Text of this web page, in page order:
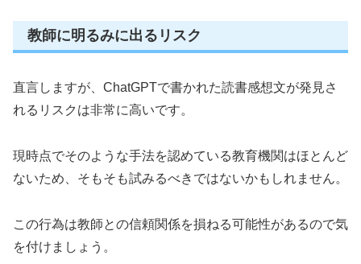
教師に明るみに出るリスク
直言しますが、ChatGPTで書かれた読書感想文が発見さ
れるリスクは非常に高いです。
現時点でそのような手法を認めている教育機関はほとんど
ないため、そもそも試みるべきではないかもしれません。
この行為は教師との信頼関係を損ねる可能性があるので気
を付けましょう。